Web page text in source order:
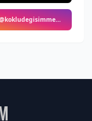
@kokludegisimmedya